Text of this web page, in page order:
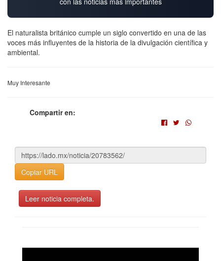
El naturalista británico cumple un siglo convertido en una de las
voces más influyentes de la historia de la divulgación científica y
ambiental.
Muy Interesante
Compartir en:
Copiar URL
Leer noticia completa.